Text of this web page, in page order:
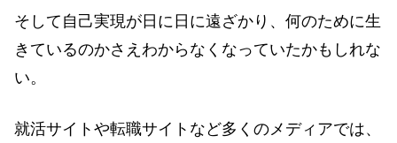
そして自己実現が日に日に遠ざかり、何のために生
きているのかさえわからなくなっていたかもしれな
い。
就活サイトや転職サイトなど多くのメディアでは、